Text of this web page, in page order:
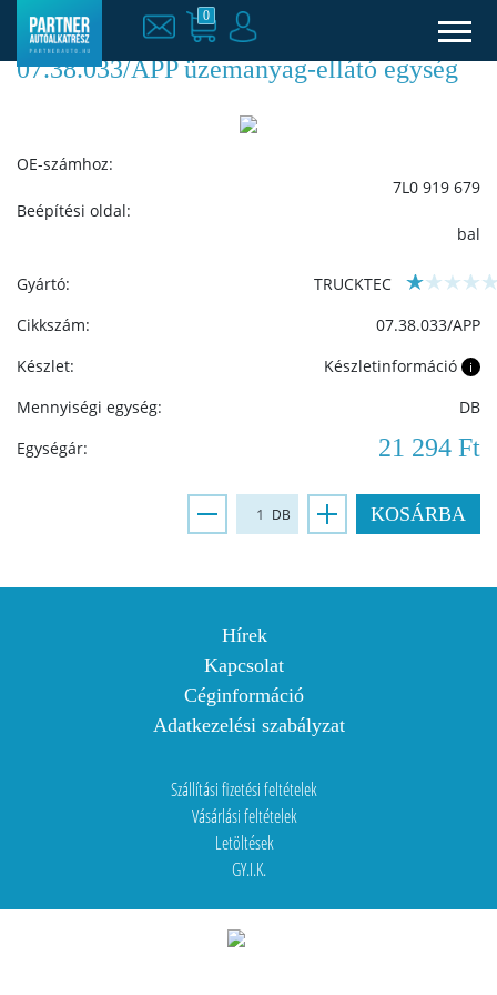
0
07.38.033/APP üzemanyag-ellátó egység
OE-számhoz:
7L0 919 679
Beépítési oldal:
bal
Gyártó:
TRUCKTEC
Cikkszám:
07.38.033/APP
Készlet:
Készletinformáció i
Mennyiségi egység:
DB
Egységár:
21 294 Ft
DB KOSÁRBA
Hírek
Kapcsolat
Céginformáció
Adatkezelési szabályzat
Szállítási fizetési feltételek
Vásárlási feltételek
Letöltések
GY.I.K.